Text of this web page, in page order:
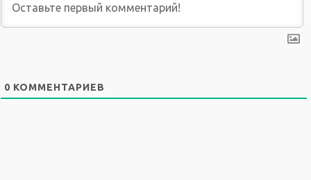
0 КОММЕНТАРИЕВ